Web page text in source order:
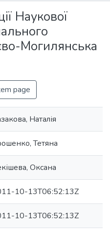
Наукової
Могилянська
page
Наталія
Тетяна
Оксана
10-13T06:52:13Z
10-13T06:52:13Z